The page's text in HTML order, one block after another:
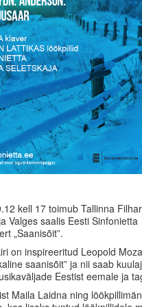
kell 17 toimub Tallinna
Valges saalis Eesti Sinfonietta
„Saanisõit”.
on inspireeritud Leopold
saanisõit” ja nii saab
Eestist eemale ja
Maila Laidna ning